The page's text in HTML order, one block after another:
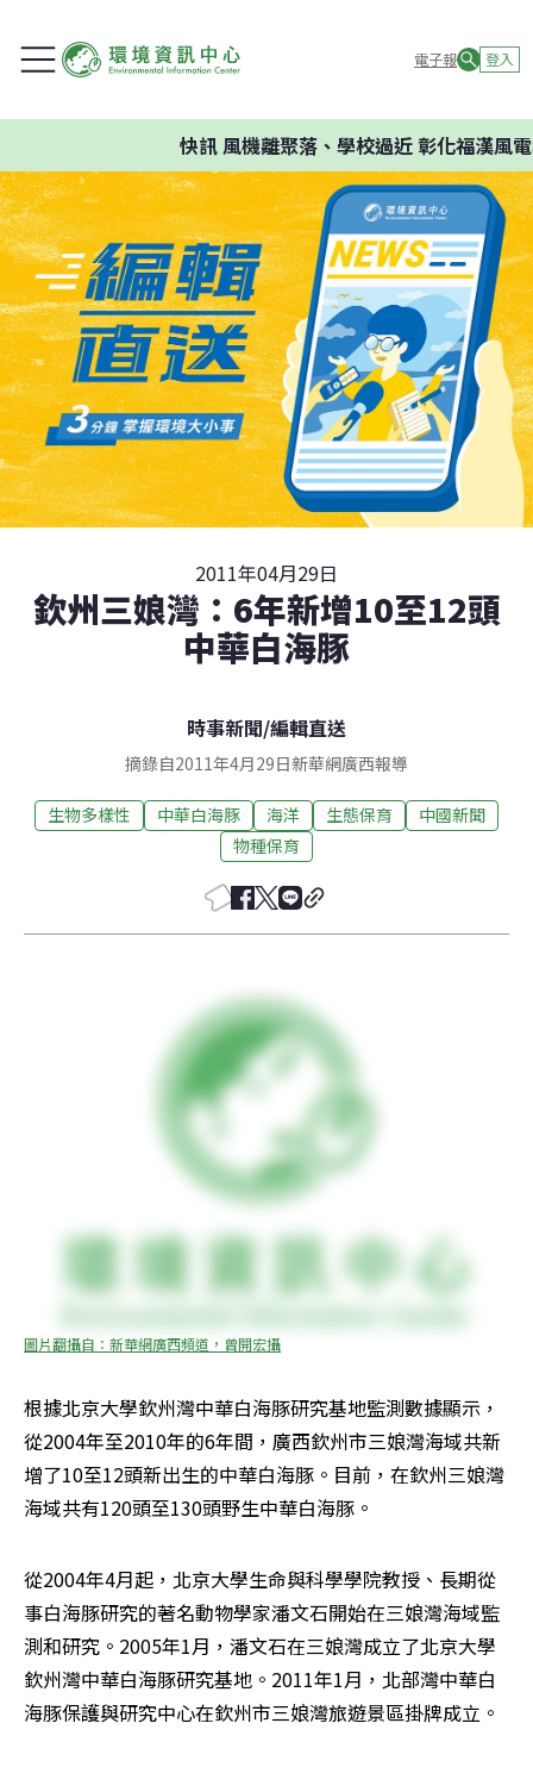
電子報 登入
快訊風機離聚落、學校過近 彰化福漢風電
2011年04月29日
欽州三娘灣：6年新增10至12頭
中華白海豚
時事新聞/編輯直送
摘錄自2011年4月29日新華網廣西報導
生物多樣性 中華白海豚 海洋 生態保育
中國新聞
物種保育
圖片翻攝自：新華網廣西頻道，曾開宏攝
根據北京大學欽州灣中華白海豚研究基地監測數據顯示，
從2004年至2010年的6年間，廣西欽州市三娘灣海域共新
增了10至12頭新出生的中華白海豚。目前，在欽州三娘灣
海域共有120頭至130頭野生中華白海豚。
從2004年4月起，北京大學生命與科學學院教授、長期從
事白海豚研究的著名動物學家潘文石開始在三娘灣海域監
測和研究。2005年1月，潘文石在三娘灣成立了北京大學
欽州灣中華白海豚研究基地。2011年1月，北部灣中華白
海豚保護與研究中心在欽州市三娘灣旅遊景區掛牌成立。